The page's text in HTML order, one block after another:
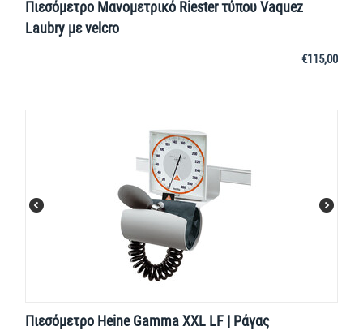
Πιεσόμετρο Μανομετρικό Riester τύπου Vaquez
Laubry με velcro
€115,00
Πιεσόμετρο Heine Gamma XXL LF | Ράγας